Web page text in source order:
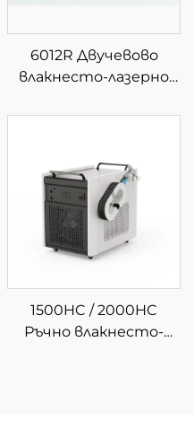
6012R Двучевово
влакнесто-лазерно
рязане на тръби
1500HC / 2000HC
Ръчно влакнесто-